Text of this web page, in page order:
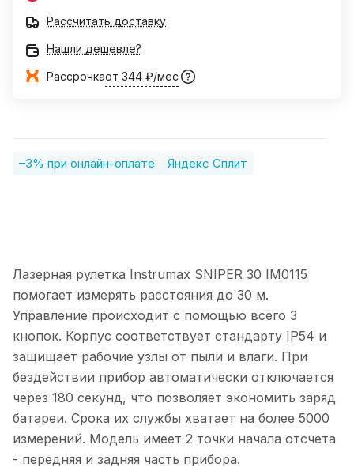
Рассчитать доставку
Нашли дешевле?
Рассрочкаот 344 ₽/мес
–3% при онлайн-оплате Яндекс Сплит
Лазерная рулетка Instrumax SNIPER 30 IM0115
помогает измерять расстояния до 30 м.
Управление происходит с помощью всего 3
кнопок. Корпус соответствует стандарту IP54 и
защищает рабочие узлы от пыли и влаги. При
бездействии прибор автоматически отключается
через 180 секунд, что позволяет экономить заряд
батареи. Срока их службы хватает на более 5000
измерений. Модель имеет 2 точки начала отсчета
- передняя и задняя часть прибора.